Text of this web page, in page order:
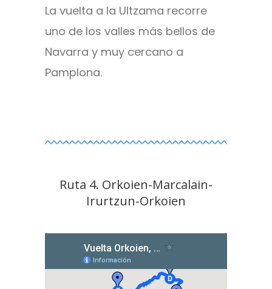
La vuelta a la Ultzama recorre
uno de los valles más bellos de
Navarra y muy cercano a
Pamplona.
Ruta 4. Orkoien-Marcalain-
Irurtzun-Orkoien